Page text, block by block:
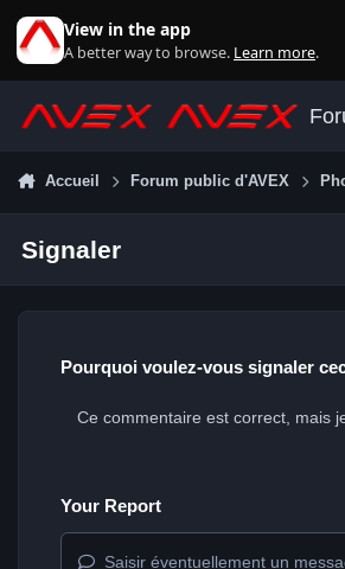
View in the app
A better way to browse. Learn more.
Accueil Forum public d'AVEX
Signaler
Pourquoi voulez-vous signaler
Your Report
Saisir éventuellement un